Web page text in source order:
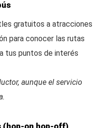
gratuitos a atracciones
para conocer las rutas
tus puntos de interés
aunque el servicio